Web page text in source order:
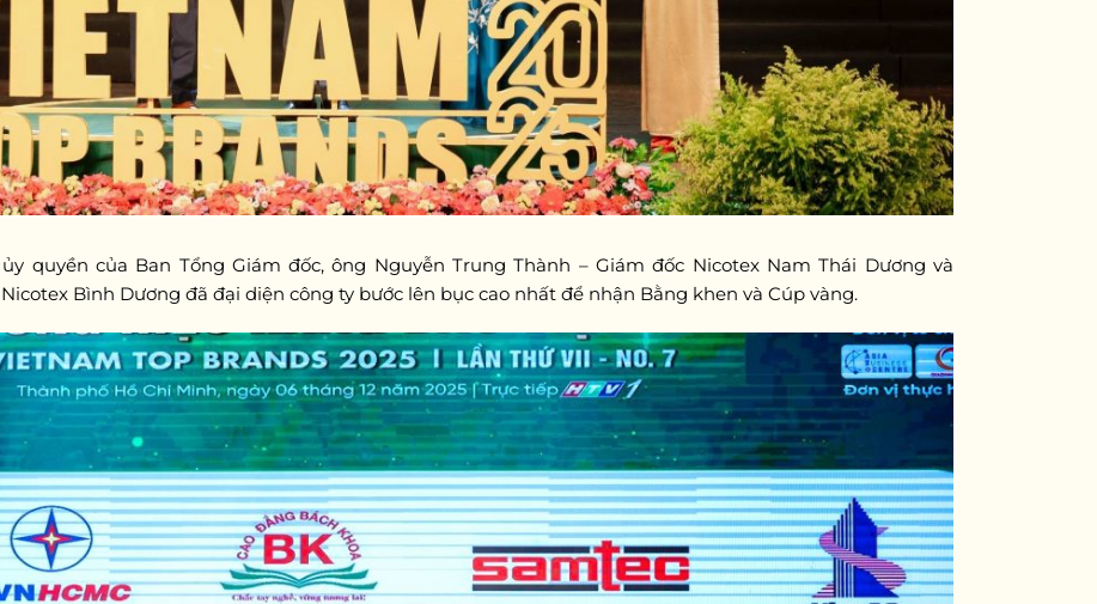
quyền của Ban Tổng Giám đốc, ông Nguyễn Trung Thành – Giám đốc Nicotex Nam Thái Dương và
Bình Dương đã đại diện công ty bước lên bục cao nhất để nhận Bằng khen và Cúp vàng.